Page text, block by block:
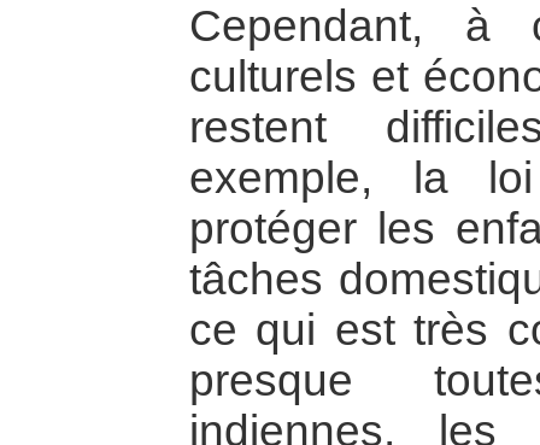
Cependant, à
culturels et
restent
exemple, la
protéger les
tâches
ce qui est très
presque
indiennes,